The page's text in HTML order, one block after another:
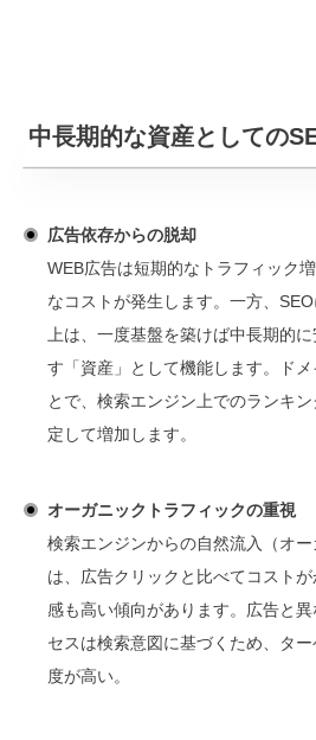
中長期的な資産としての
広告依存からの脱却
WEB広告は短期的なトラフィック
なコストが発生します。一方、
上は、一度基盤を築けば中長期的
す「資産」として機能します。ド
とで、検索エンジン上でのランキ
定して増加します。
オーガニックトラフィックの重視
検索エンジンからの自然流入（オー
は、広告クリックと比べてコスト
感も高い傾向があります。広告と
セスは検索意図に基づくため、タ
度が高い。